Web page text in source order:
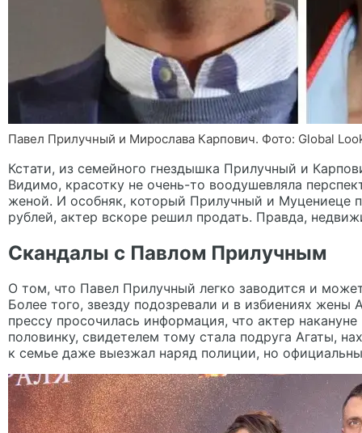
Павел Прилучный и Мирослава Карпович. Фото: Global
Кстати, из семейного гнездышка Прилучный и
Видимо, красотку не очень-то воодушевляла
женой. И особняк, который Прилучный и Муцениеце
рублей, актер вскоре решил продать. Правда,
Скандалы с Павлом Прилучным
О том, что Павел Прилучный легко заводится и
Более того, звезду подозревали и в избиениях
прессу просочилась информация, что актер
половинку, свидетелем тому стала подруга Агаты,
к семье даже выезжал наряд полиции, но